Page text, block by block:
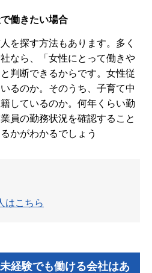
働きたい場合
を探す方法もあります。多く
なら、「女性にとって働きや
判断できるからです。女性従
るのか。そのうち、子育て中
しているのか。何年くらい勤
員の勤務状況を確認すること
かがわかるでしょう
はこちら
経験でも働ける会社はあ